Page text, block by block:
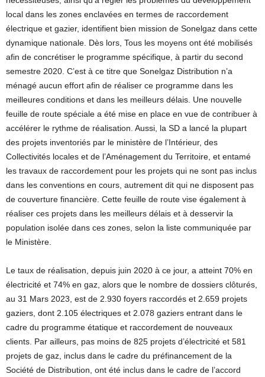
local dans les zones enclavées en termes de raccordement
électrique et gazier, identifient bien mission de Sonelgaz dans cette
dynamique nationale. Dès lors, Tous les moyens ont été mobilisés
afin de concrétiser le programme spécifique, à partir du second
semestre 2020. C’est à ce titre que Sonelgaz Distribution n’a
ménagé aucun effort afin de réaliser ce programme dans les
meilleures conditions et dans les meilleurs délais. Une nouvelle
feuille de route spéciale a été mise en place en vue de contribuer à
accélérer le rythme de réalisation. Aussi, la SD a lancé la plupart
des projets inventoriés par le ministère de l’Intérieur, des
Collectivités locales et de l’Aménagement du Territoire, et entamé
les travaux de raccordement pour les projets qui ne sont pas inclus
dans les conventions en cours, autrement dit qui ne disposent pas
de couverture financière. Cette feuille de route vise également à
réaliser ces projets dans les meilleurs délais et à desservir la
population isolée dans ces zones, selon la liste communiquée par
le Ministère.
Le taux de réalisation, depuis juin 2020 à ce jour, a atteint 70% en
électricité et 74% en gaz, alors que le nombre de dossiers clôturés,
au 31 Mars 2023, est de 2.930 foyers raccordés et 2.659 projets
gaziers, dont 2.105 électriques et 2.078 gaziers entrant dans le
cadre du programme étatique et raccordement de nouveaux
clients. Par ailleurs, pas moins de 825 projets d’électricité et 581
projets de gaz, inclus dans le cadre du préfinancement de la
Société de Distribution, ont été inclus dans le cadre de l’accord